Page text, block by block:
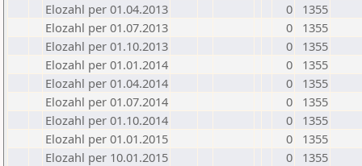
Elozahl per 01.04.2013
0
1355
Elozahl per 01.07.2013
0
1355
Elozahl per 01.10.2013
0
1355
Elozahl per 01.01.2014
0
1355
Elozahl per 01.04.2014
0
1355
Elozahl per 01.07.2014
0
1355
Elozahl per 01.10.2014
0
1355
Elozahl per 01.01.2015
0
1355
Elozahl per 10.01.2015
0
1355